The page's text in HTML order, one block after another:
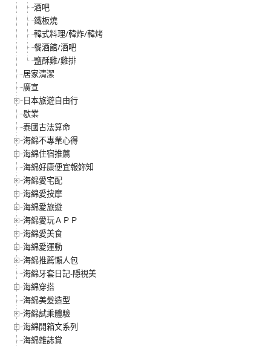
酒吧
鐵板燒
韓式料理/韓炸/韓烤
餐酒館/酒吧
鹽酥雞/雞排
居家清潔
廣宣
日本旅遊自由行
歇業
泰國古法算命
海綿不專業心得
海綿住宿推薦
海綿好康便宜報妳知
海綿愛宅配
海綿愛按摩
海綿愛旅遊
海綿愛玩ＡＰＰ
海綿愛美食
海綿愛運動
海綿推薦懶人包
海綿牙套日記-隱視美
海綿穿搭
海綿美髮造型
海綿試乘體驗
海綿開箱文系列
海綿雜誌賞